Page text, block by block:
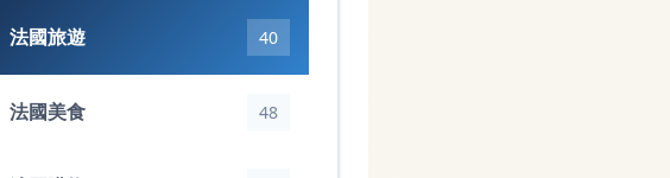
法國旅遊 40
法國美食 48